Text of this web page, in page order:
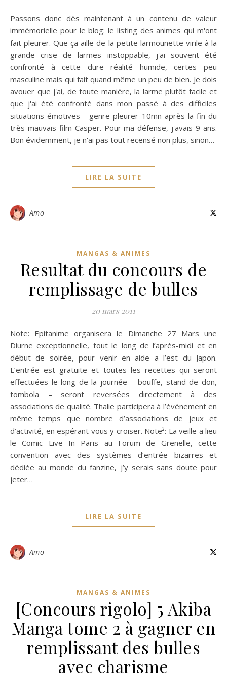
Passons donc dès maintenant à un contenu de valeur
immémorielle pour le blog: le listing des animes qui m'ont
fait pleurer. Que ça aille de la petite larmounette virile à la
grande crise de larmes instoppable, j'ai souvent été
confronté à cette dure réalité humide, certes peu
masculine mais qui fait quand même un peu de bien. Je dois
avouer que j'ai, de toute manière, la larme plutôt facile et
que j'ai été confronté dans mon passé à des difficiles
situations émotives - genre pleurer 10mn après la fin du
très mauvais film Casper. Pour ma défense, j'avais 9 ans.
Bon évidemment, je n'ai pas tout recensé non plus, sinon…
LIRE LA SUITE
Amo
MANGAS & ANIMES
Resultat du concours de
remplissage de bulles
20 mars 2011
Note: Epitanime organisera le Dimanche 27 Mars une
Diurne exceptionnelle, tout le long de l’après-midi et en
début de soirée, pour venir en aide a l’est du Japon.
L’entrée est gratuite et toutes les recettes qui seront
effectuées le long de la journée – bouffe, stand de don,
tombola – seront reversées directement à des
associations de qualité. Thalie participera à l’événement en
même temps que nombre d’associations de jeux et
d’activité, en espérant vous y croiser. Note²: La veille a lieu
le Comic Live In Paris au Forum de Grenelle, cette
convention avec des systèmes d’entrée bizarres et
dédiée au monde du fanzine, j’y serais sans doute pour
jeter…
LIRE LA SUITE
Amo
MANGAS & ANIMES
[Concours rigolo] 5 Akiba
Manga tome 2 à gagner en
remplissant des bulles
avec charisme